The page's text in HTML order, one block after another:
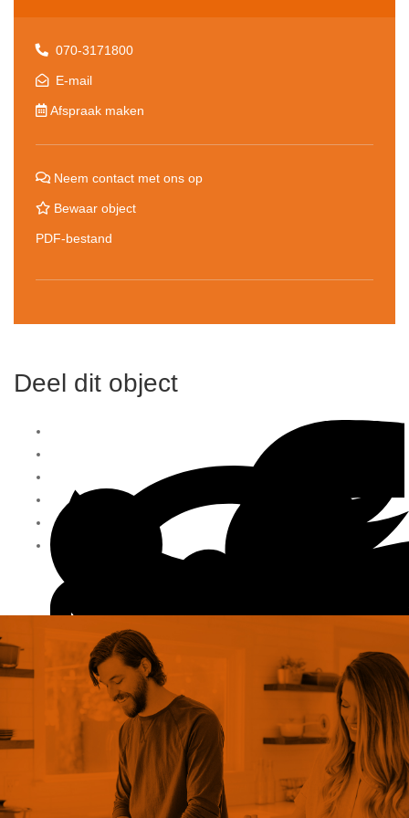
070-3171800
E-mail
Afspraak maken
Neem contact met ons op
Bewaar object
PDF-bestand
Deel dit object